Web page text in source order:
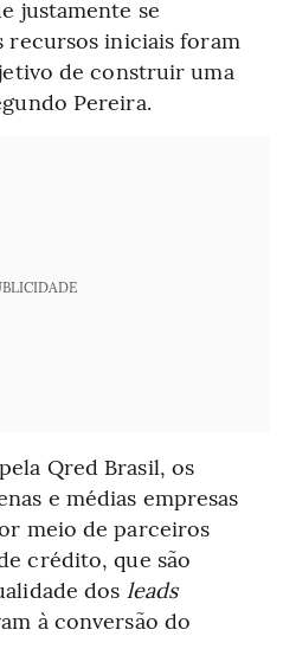
justamente se
recursos iniciais foram
de construir uma
Pereira.
Qred Brasil, os
e médias empresas
meio de parceiros
crédito, que são
dos leads
à conversão do